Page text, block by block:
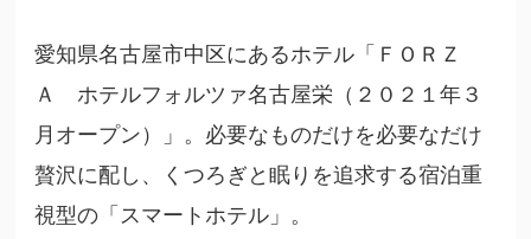
愛知県名古屋市中区にあるホテル「ＦＯＲＺ
Ａ ホテルフォルツァ名古屋栄（２０２１年３
月オープン）」。必要なものだけを必要なだけ
贅沢に配し、くつろぎと眠りを追求する宿泊重
視型の「スマートホテル」。